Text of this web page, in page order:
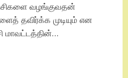
வழங்குவதன்
தவிர்க்க முடியும் என
மாவட்டத்தின்…